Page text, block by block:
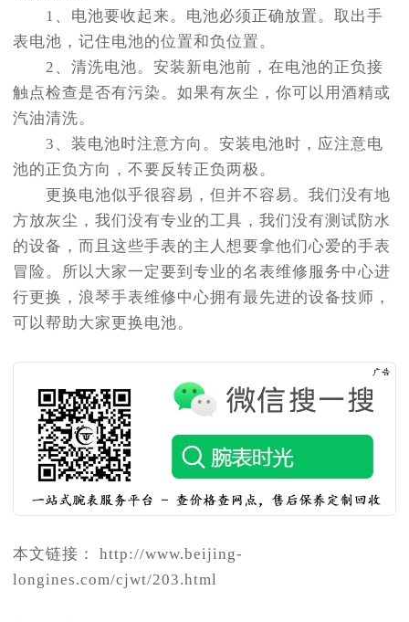
1、电池要收起来。电池必须正确放置。取出手
表电池，记住电池的位置和负位置。
2、清洗电池。安装新电池前，在电池的正负接
触点检查是否有污染。如果有灰尘，你可以用酒精或
汽油清洗。
3、装电池时注意方向。安装电池时，应注意电
池的正负方向，不要反转正负两极。
更换电池似乎很容易，但并不容易。我们没有地
方放灰尘，我们没有专业的工具，我们没有测试防水
的设备，而且这些手表的主人想要拿他们心爱的手表
冒险。所以大家一定要到专业的名表维修服务中心进
行更换，浪琴手表维修中心拥有最先进的设备技师，
可以帮助大家更换电池。
本文链接： http://www.beijing-
longines.com/cjwt/203.html